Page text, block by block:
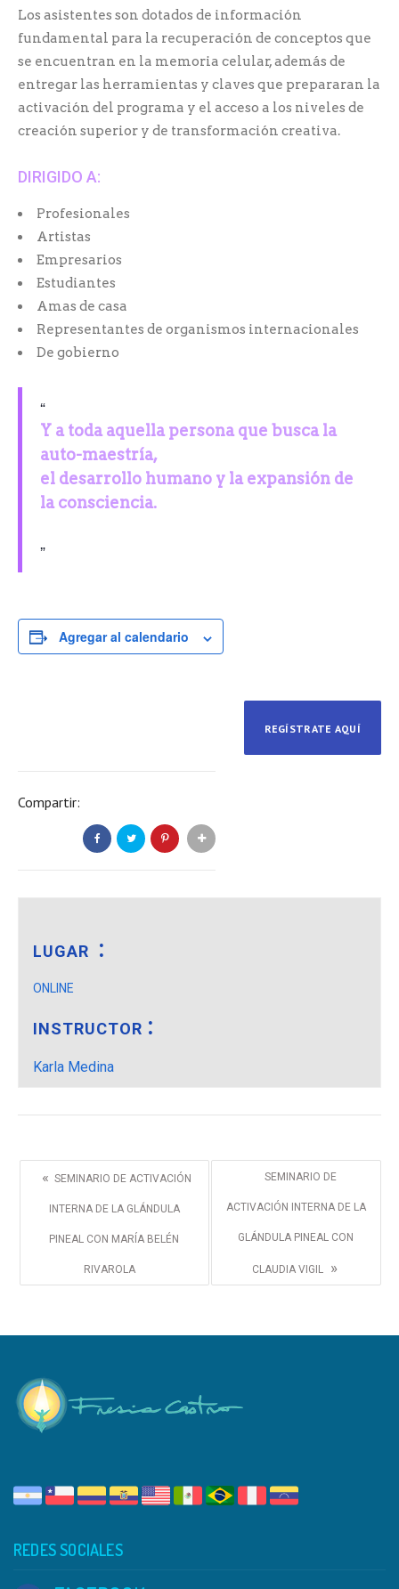
Los asistentes son dotados de información
fundamental para la recuperación de conceptos que
se encuentran en la memoria celular, además de
entregar las herramientas y claves que prepararan la
activación del programa y el acceso a los niveles de
creación superior y de transformación creativa.
DIRIGIDO A:
Profesionales
Artistas
Empresarios
Estudiantes
Amas de casa
Representantes de organismos internacionales
De gobierno
Y a toda aquella persona que busca la
auto-maestría,
el desarrollo humano y la expansión de
la consciencia.
Agregar al calendario
REGÍSTRATE AQUÍ
LUGAR
ONLINE
INSTRUCTOR
Karla Medina
Compartir:
« SEMINARIO DE ACTIVACIÓN
INTERNA DE LA GLÁNDULA
PINEAL CON MARÍA BELÉN
RIVAROLA
SEMINARIO DE
ACTIVACIÓN INTERNA DE LA
GLÁNDULA PINEAL CON
CLAUDIA VIGIL »
REDES SOCIALES